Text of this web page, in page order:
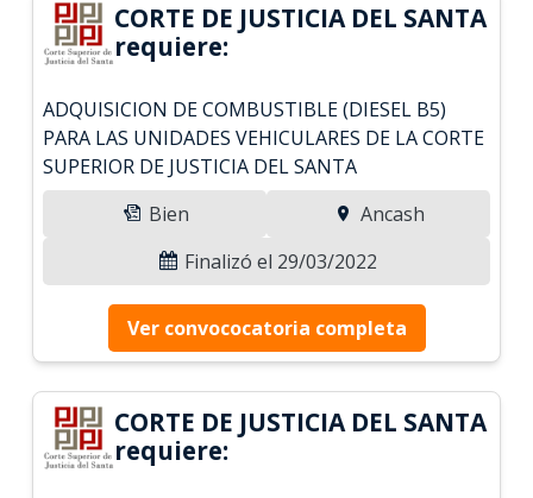
CORTE DE JUSTICIA DEL SANTA
requiere:
ADQUISICION DE COMBUSTIBLE (DIESEL B5)
PARA LAS UNIDADES VEHICULARES DE LA CORTE
SUPERIOR DE JUSTICIA DEL SANTA
Bien
Ancash
Finalizó el 29/03/2022
Ver convococatoria completa
CORTE DE JUSTICIA DEL SANTA
requiere: